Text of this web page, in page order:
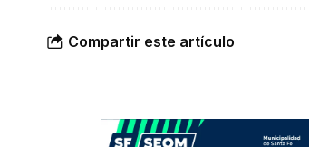
Compartir este artículo